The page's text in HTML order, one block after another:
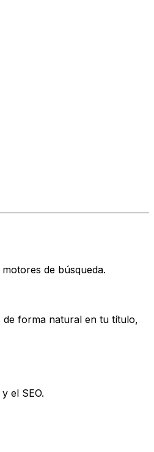
de búsqueda.
de forma natural en tu título,
el SEO.